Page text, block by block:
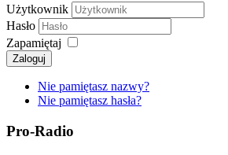
Użytkownik
Hasło
Zapamiętaj
Zaloguj
Nie pamiętasz nazwy?
Nie pamiętasz hasła?
Pro-Radio